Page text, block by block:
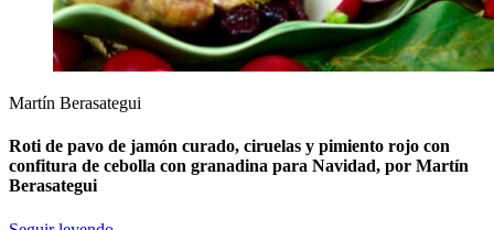
Martín Berasategui
Roti de pavo de jamón curado, ciruelas y pimiento rojo con
confitura de cebolla con granadina para Navidad, por Martín
Berasategui